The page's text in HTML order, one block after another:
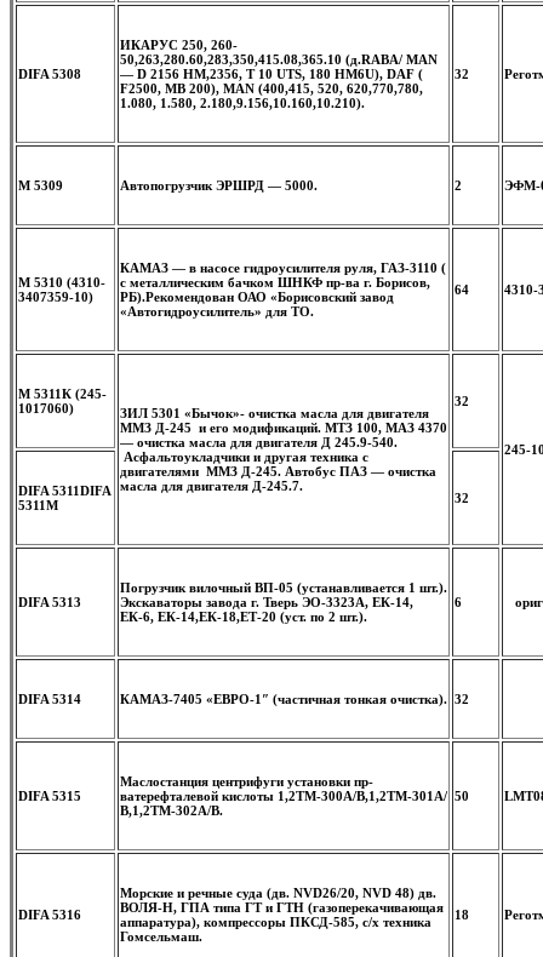
DIFA 5308
ИКАРУС 250, 260-
50,263,280.60,283,350,415.08,365.10 (д.RABA/ MAN
— D 2156 HM,2356, T 10 UTS, 180 HM6U), DAF (
F2500, MB 200), MAN (400,415, 520, 620,770,780,
1.080, 1.580, 2.180,9.156,10.160,10.210).
32
M 5309 Автопогрузчик ЭРШРД — 5000. 2 ЭФМ-
М 5310 (4310-
3407359-10)
КАМАЗ — в насосе гидроусилителя руля, ГАЗ-3110 (
с металлическим бачком ШНКФ пр-ва г. Борисов,
РБ).Рекомендован ОАО «Борисовский завод
«Автогидроусилитель» для ТО.
64 4310-
М 5311К (245-
1017060)
ЗИЛ 5301 «Бычок»- очистка масла для двигателя
ММЗ Д-245 и его модификаций. МТЗ 100, МАЗ 4370
— очистка масла для двигателя Д 245.9-540.
Асфальтоукладчики и другая техника с
двигателями ММЗ Д-245. Автобус ПАЗ — очистка
масла для двигателя Д-245.7.
32
245-
DIFA 5311DIFA
5311M
32
DIFA 5313
Погрузчик вилочный ВП-05 (устанавливается 1 шт.).
Экскаваторы завода г. Тверь ЭО-3323А, ЕК-14,
ЕК-6, ЕК-14,ЕК-18,ЕТ-20 (уст. по 2 шт.).
6
DIFA 5314 КАМАЗ-7405 «ЕВРО-1″ (частичная тонкая очистка). 32
DIFA 5315
Маслостанция центрифуги установки пр-
ватерефталевой кислоты 1,2ТМ-300А/В,1,2ТМ-301А/
В,1,2ТМ-302А/В.
50
DIFA 5316
Морские и речные суда (дв. NVD26/20, NVD 48) дв.
ВОЛЯ-Н, ГПА типа ГТ и ГТН (газоперекачивающая
аппаратура), компрессоры ПКСД-585, с/х техника
Гомсельмаш.
18